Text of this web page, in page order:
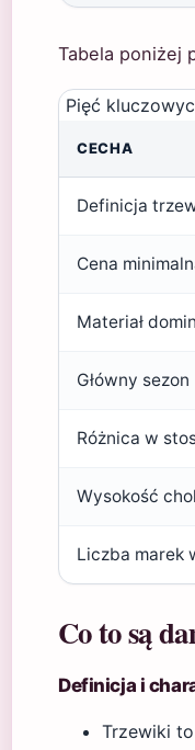
Tabela poniżej
Pięć
CECHA
Definicja
Cena
Materiał
Główny sezon
Różnica w
Wysokość
Liczba marek
Co to są
Definicja i
Trzewiki